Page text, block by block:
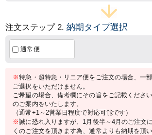
注文ステップ 2.納期タイプ選択
通常便
※特急・超特急・リニア便をご注文の場合、一
ご選択をいただけません。
ご希望の場合、備考欄にその旨をご記載くださ
のご案内をいたします。
（通常+1～2営業日程度で対応可能です）
※誠に恐れ入りますが、1月後半～4月のご注文
くのご注文を頂きます為、通常よりも納期を頂